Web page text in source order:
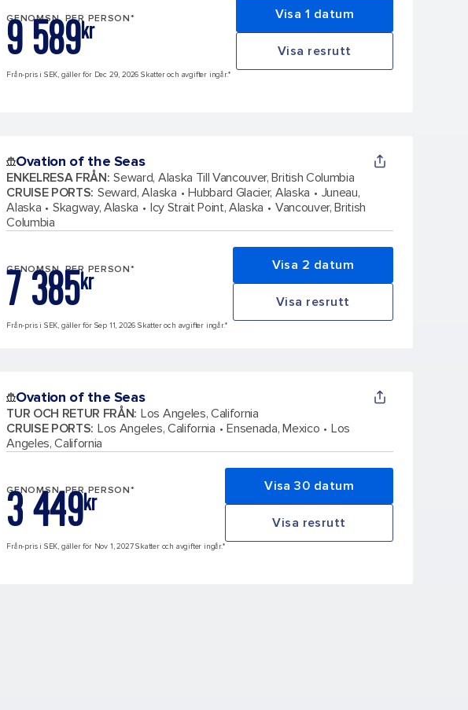
GENOMSN. PER PERSON*
kr
9 589 Visa 1 datum
Visa resrutt
Från-pris i SEK, gäller för Dec 29, 2026 Skatter och avgifter ingår.*
Ovation of the Seas
ENKELRESA FRÅN: Seward, Alaska Till Vancouver, British Columbia
CRUISE PORTS: Seward, Alaska Hubbard Glacier, Alaska
Juneau,
Alaska
Skagway, Alaska Icy Strait Point, Alaska
Vancouver, British
Columbia
GENOMSN. PER PERSON*
kr
7 385 Visa 2 datum
Visa resrutt
Från-pris i SEK, gäller för Sep 11, 2026 Skatter och avgifter ingår.*
Ovation of the Seas
TUR OCH RETUR FRÅN: Los Angeles, California
CRUISE PORTS: Los Angeles, California Ensenada, Mexico
Los
Angeles, California
GENOMSN. PER PERSON*
kr
3 449 Visa 30 datum
Visa resrutt
Från-pris i SEK, gäller för Nov 1, 2027 Skatter och avgifter ingår.*